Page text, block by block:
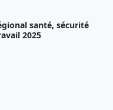
santé, sécurité
2025